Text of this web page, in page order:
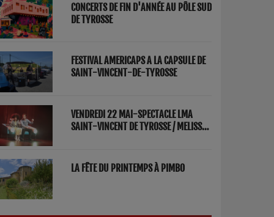
CONCERTS DE FIN D'ANNÉE AU PÔLE SUD
DE TYROSSE
FESTIVAL AMERICAPS A LA CAPSULE DE
SAINT-VINCENT-DE-TYROSSE
VENDREDI 22 MAI-SPECTACLE LMA
SAINT-VINCENT DE TYROSSE / MELISSA
LA FÊTE DU PRINTEMPS À PIMBO